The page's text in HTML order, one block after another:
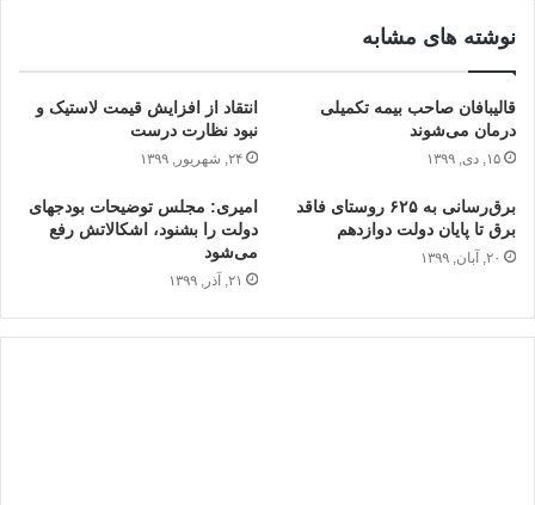
نوشته های مشابه
قالیبافان صاحب بیمه تکمیلی
درمان می‌شوند
۱۵, دی, ۱۳۹۹
انتقاد از افزایش قیمت لاستیک و
نبود نظارت درست
۲۴, شهریور, ۱۳۹۹
برق‌رسانی به ۶۲۵ روستای فاقد
برق تا پایان دولت دوازدهم
۲۰, آبان, ۱۳۹۹
امیری: مجلس توضیحات بودجه‎ای
دولت را بشنود، اشکالاتش رفع
می‌شود
۲۱, آذر, ۱۳۹۹